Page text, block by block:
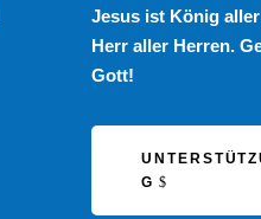
Jesus ist König
Herr aller Herren.
Gott!
G